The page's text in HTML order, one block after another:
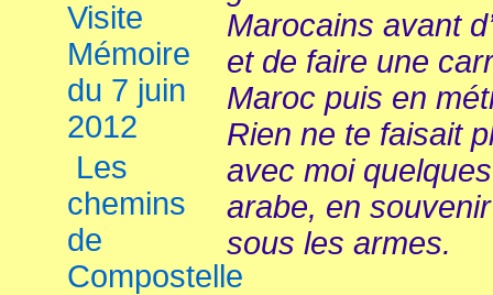
Visite
Mémoire
du 7 juin
2012
Les
chemins
de
Compostelle
Marocains avant
et de faire une
Maroc puis en
Rien ne te faisait
avec moi
arabe, en
sous les armes.